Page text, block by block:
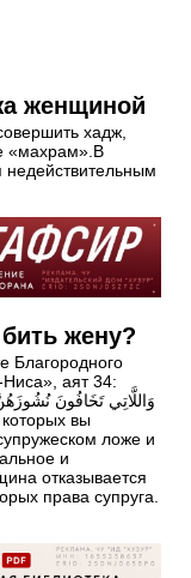
женщиной
хадж,
«махрам».В
недействительным
жену?
Благородного
аят 34:
وَاللَّاتِي تَخَافُونَ
вы
ложе и
и
отказывается
права супруга.